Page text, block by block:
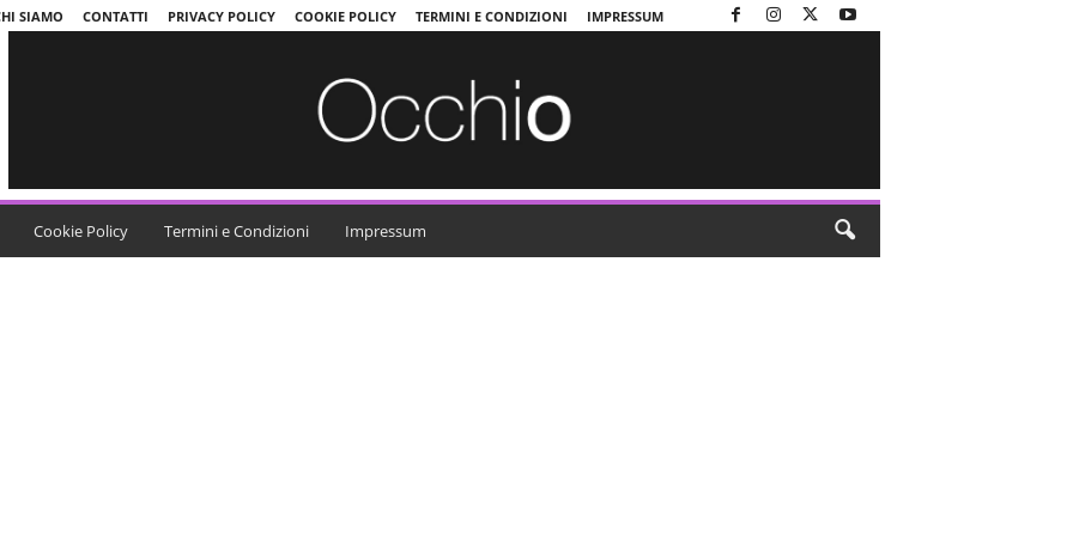
SIAMO CONTATTI PRIVACY POLICY COOKIE POLICY TERMINI E CONDIZIONI IMPRESSUM
Cookie Policy Termini e Condizioni Impressum